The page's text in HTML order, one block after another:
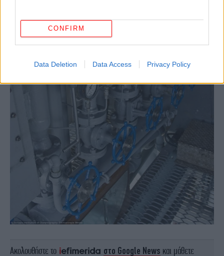
CONFIRM
Data Deletion Data Access Privacy Policy
Ακολουθήστε το στο Google News και μάθετε